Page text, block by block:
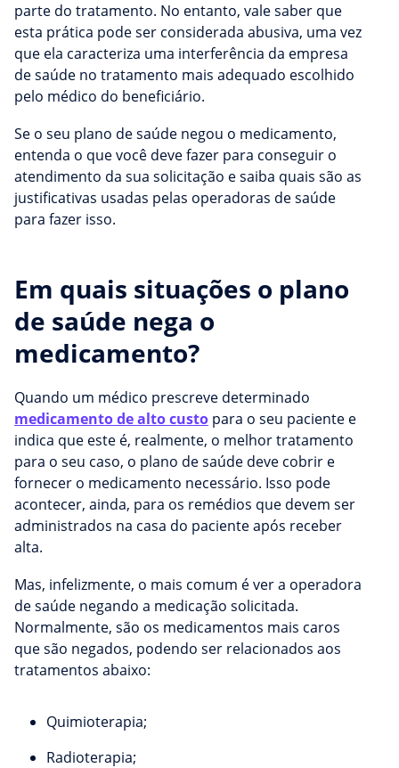
parte do tratamento. No entanto, vale saber que
esta prática pode ser considerada abusiva, uma vez
que ela caracteriza uma interferência da empresa
de saúde no tratamento mais adequado escolhido
pelo médico do beneficiário.
Se o seu plano de saúde negou o medicamento,
entenda o que você deve fazer para conseguir o
atendimento da sua solicitação e saiba quais são as
justificativas usadas pelas operadoras de saúde
para fazer isso.
Em quais situações o plano
de saúde nega o
medicamento?
Quando um médico prescreve determinado
medicamento de alto custo para o seu paciente e
indica que este é, realmente, o melhor tratamento
para o seu caso, o plano de saúde deve cobrir e
fornecer o medicamento necessário. Isso pode
acontecer, ainda, para os remédios que devem ser
administrados na casa do paciente após receber
alta.
Mas, infelizmente, o mais comum é ver a operadora
de saúde negando a medicação solicitada.
Normalmente, são os medicamentos mais caros
que são negados, podendo ser relacionados aos
tratamentos abaixo:
Quimioterapia;
Radioterapia;